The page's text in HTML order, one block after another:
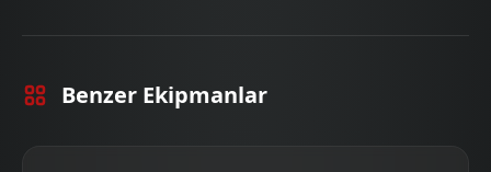
Benzer Ekipmanlar